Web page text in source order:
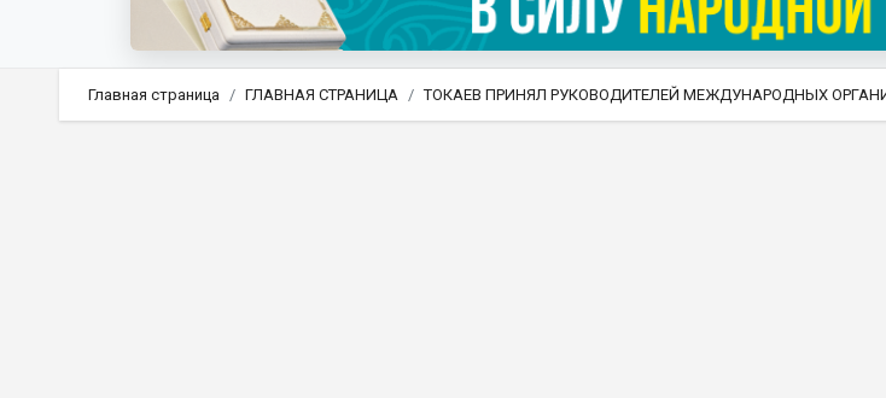
Главная страница ГЛАВНАЯ СТРАНИЦА ТОКАЕВ ПРИНЯЛ РУКОВОДИТЕЛЕЙ МЕЖДУНАРОДНЫХ